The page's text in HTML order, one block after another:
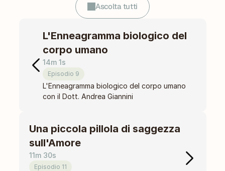
Ascolta tutti
L'Enneagramma biologico del
corpo umano
14m 1s
Episodio 9
L'Enneagramma biologico del corpo umano
con il Dott. Andrea Giannini
Una piccola pillola di saggezza
sull'Amore
11m 30s
Episodio 11